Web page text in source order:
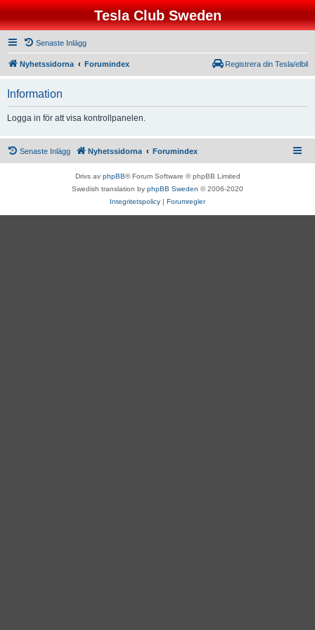
Tesla Club Sweden
Senaste Inlägg
Nyhetssidorna Forumindex Registrera din Tesla/elbil
Information
Logga in för att visa kontrollpanelen.
Senaste Inlägg Nyhetssidorna Forumindex
Drivs av phpBB® Forum Software © phpBB Limited
Swedish translation by phpBB Sweden © 2006-2020
Integritetspolicy | Forumregler